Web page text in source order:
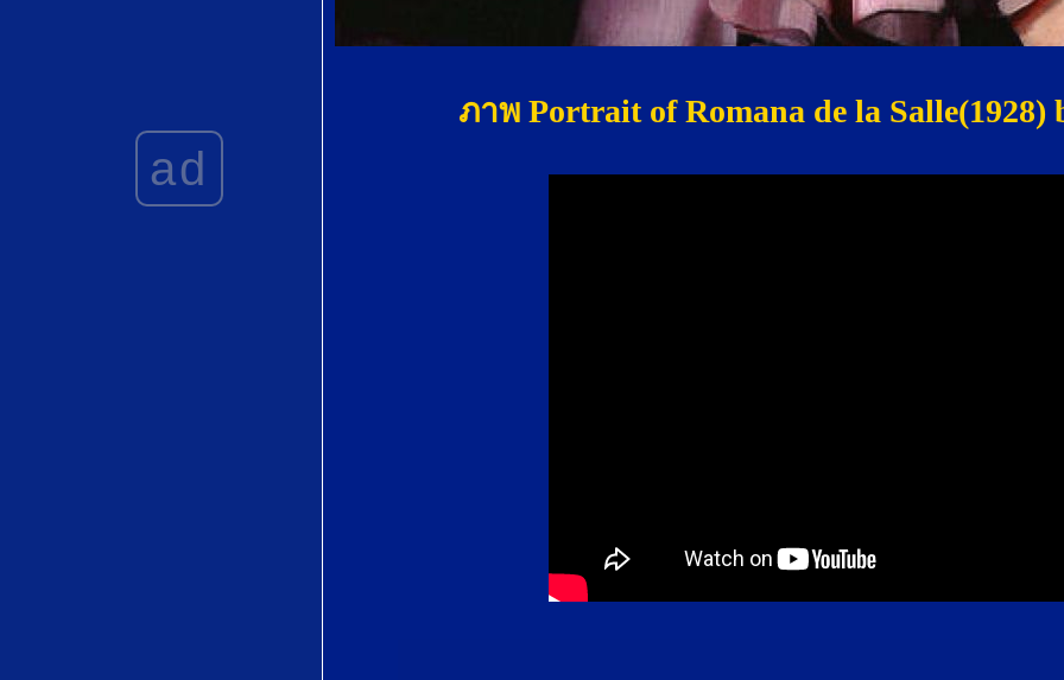
vengo, Madre by
Joaquín Rodrigo
Love's
ad
ภาพ Portrait of Romana de la Salle(1928)